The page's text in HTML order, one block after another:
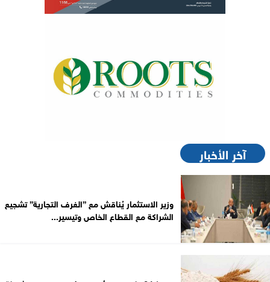
آخر الأخبار
وزير الاستثمار يُناقش مع ”الغرف التجارية” تشجيع
الشراكة مع القطاع الخاص وتيسير...